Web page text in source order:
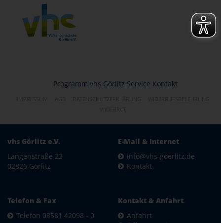
Programm vhs Görlitz Service Kontakt
vhs Görlitz e.V.
Langenstraße 23
02826 Görlitz
E-Mail & Internet
info@vhs-goerlitz.de
Kontakt
Telefon & Fax
Telefon 03581 42098 - 0
Kontakt & Anfahrt
Anfahrt